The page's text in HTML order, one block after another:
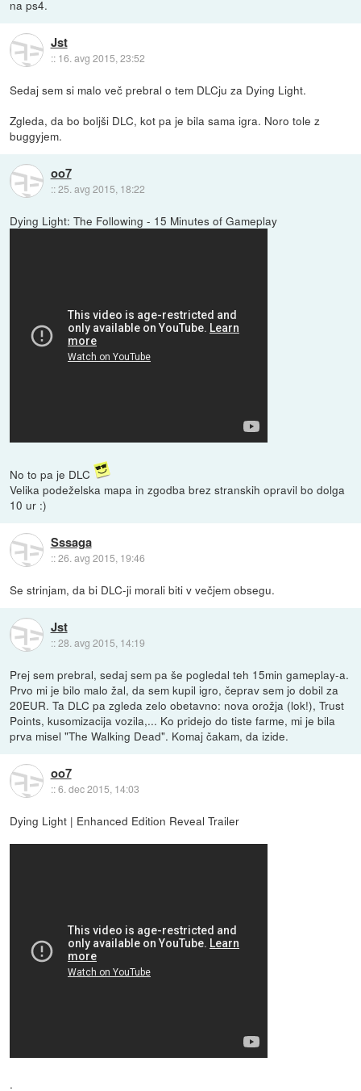
na ps4.
Jst
:: 16. avg 2015, 23:52
Sedaj sem si malo več prebral o tem DLCju za Dying Light.
Zgleda, da bo boljši DLC, kot pa je bila sama igra. Noro tole z
buggyjem.
oo7
::25. avg 2015, 18:22
Dying Light: The Following - 15 Minutes of Gameplay
No to pa je DLC
Velika podeželska mapa in zgodba brez stranskih opravil bo dolga
10 ur :)
Sssaga
::26. avg 2015, 19:46
Se strinjam, da bi DLC-ji morali biti v večjem obsegu.
Jst
::28. avg 2015, 14:19
Prej sem prebral, sedaj sem pa še pogledal teh 15min gameplay-a.
Prvo mi je bilo malo žal, da sem kupil igro, čeprav sem jo dobil za
20EUR. Ta DLC pa zgleda zelo obetavno: nova orožja (lok!), Trust
Points, kusomizacija vozila,... Ko pridejo do tiste farme, mi je bila
prva misel "The Walking Dead". Komaj čakam, da izide.
oo7
::6. dec 2015, 14:03
Dying Light | Enhanced Edition Reveal Trailer
.